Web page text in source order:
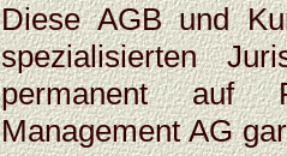
Diese AGB und
spezialisierten
permanent auf
Management AG